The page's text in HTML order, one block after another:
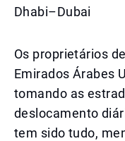
Dhabi–Dubai
Os proprietários
Emirados Árabes
tomando as
deslocamento
tem sido tudo,